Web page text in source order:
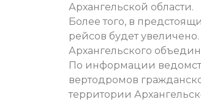
Архангельской области.
Более того, в
рейсов будет
Архангельского
По информации
вертодромов
территории